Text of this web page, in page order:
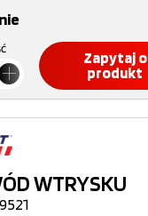
Zapytaj o
produkt
WTRYSKU